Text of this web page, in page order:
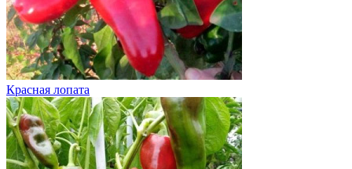
Красная лопата